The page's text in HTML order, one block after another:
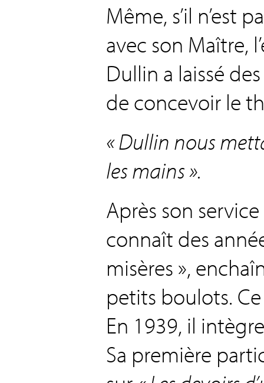
Même, s’il n’est
avec son Maître,
Dullin a laissé
de concevoir le
« Dullin nous
les mains ».
Après son
connaît des
misères »,
petits boulots. Ce
En 1939, il
Sa première